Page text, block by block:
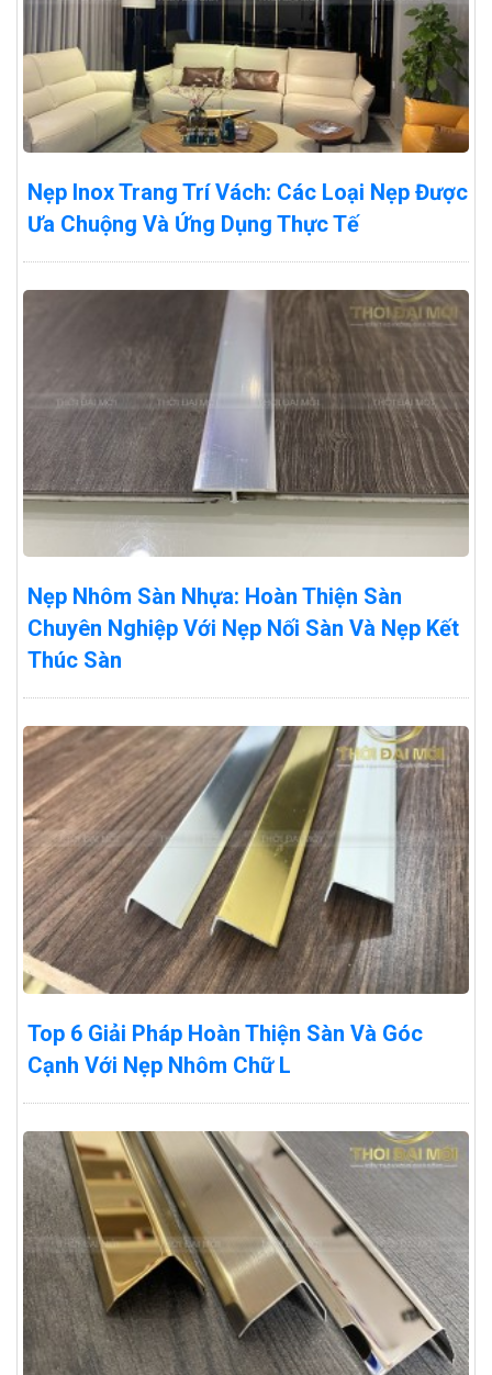
Nẹp Inox Trang Trí Vách: Các Loại Nẹp Được
Ưa Chuộng Và Ứng Dụng Thực Tế
Nẹp Nhôm Sàn Nhựa: Hoàn Thiện Sàn
Chuyên Nghiệp Với Nẹp Nối Sàn Và Nẹp Kết
Thúc Sàn
Top 6 Giải Pháp Hoàn Thiện Sàn Và Góc
Cạnh Với Nẹp Nhôm Chữ L